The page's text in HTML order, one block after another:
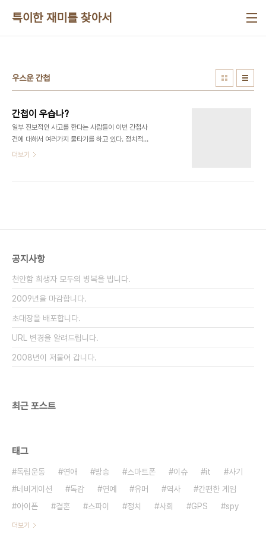
특이한 재미를 찾아서
우스운 간첩
간첩이 우습나?
일부 진보적인 사고를 한다는 사람들이 이번 간첩사
건에 대해서 여러가지 물타기를 하고 있다. 정치적으
로 보면 현정권이 궁지에 몰리는 시점에서 국면전환
의견을 먼저들 피력한다. 법률의 엄격하게 활동 범위
위부에서 파견했다고 이상한가? 물론 보위부도 대남
공작을 할 수 있..
더보기
공지사항
천안함 희생자 모두의 병복을 빕니다.
2009년을 마감합니다.
초대장을 배포합니다.
URL 변경을 알려드립니다.
2008년이 저물어 갑니다.
최근 포스트
태그
독립운동 연애 방송 스마트폰 이슈 it
사기
네비게이션
독감 연예 유머 역사
간편한 게임
아이폰
결혼 스파이 정치 사회 GPS spy
더보기